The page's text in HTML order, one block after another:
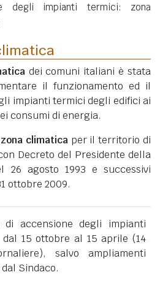
degli impianti termici: zona
dei comuni italiani è stata
il funzionamento ed il
impianti termici degli edifici ai
consumi di energia.
zona climaticaper il territorio di
Decreto del Presidente della
26 agosto 1993 e successivi
ottobre 2009.
di accensione degli impianti
15 ottobre al 15 aprile (14
salvo ampliamenti
Sindaco.